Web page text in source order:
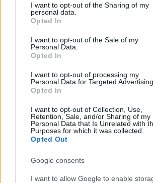
not limited to your visit or usage behaviour.
grant or deny consent to Google and its
use your data for below specified purposes
consent section.
I want to opt-out of the Sharing of my
personal data.
Opted In
I want to opt-out of the Sale of my
Personal Data.
Opted In
I want to opt-out of processing my
Personal Data for Targeted Advertising.
Opted In
I want to opt-out of Collection, Use,
Retention, Sale, and/or Sharing of my
Personal Data that Is Unrelated with
Purposes for which it was collected.
Opted Out
Google consents
I want to allow Google to enable
Jó étvágyat!
Elkészítési idő: 50 perc
Ez egy vegán recept volt. :)
Ha tetszett, hasonlókat
Letöltheted akét ajándék
Ezek pedig a legújabb
Kezdő Vegán Főzőtanfolyam
Növényi Tejek és Tejtermékek
Görög Vegán Főzőtanfolyam
Szendvicskrémes Főzőtanfolyam